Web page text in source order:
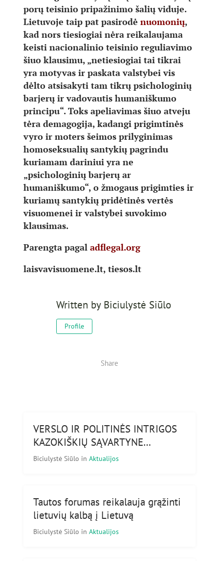
porų teisinio pripažinimo šalių viduje.
Lietuvoje taip pat pasirodė nuomonių,
kad nors tiesiogiai nėra reikalaujama
keisti nacionalinio teisinio reguliavimo
šiuo klausimu, „netiesiogiai tai tikrai
yra motyvas ir paskata valstybei vis
dėlto atsisakyti tam tikrų psichologinių
barjerų ir vadovautis humaniškumo
principu“. Toks apeliavimas šiuo atveju
tėra demagogija, kadangi prigimtinės
vyro ir moters šeimos prilyginimas
homoseksualių santykių pagrindu
kuriamam dariniui yra ne
„psichologinių barjerų ar
humaniškumo“, o žmogaus prigimties ir
kuriamų santykių pridėtinės vertės
visuomenei ir valstybei suvokimo
klausimas.
Parengta pagal adflegal.org
laisvavisuomene.lt, tiesos.lt
Written by Biciulystė Siūlo
Profile
Share
VERSLO IR POLITINĖS INTRIGOS
KAZOKIŠKIŲ SĄVARTYNE…
Biciulystė Siūlo in Aktualijos
Tautos forumas reikalauja grąžinti
lietuvių kalbą į Lietuvą
Biciulystė Siūlo in Aktualijos